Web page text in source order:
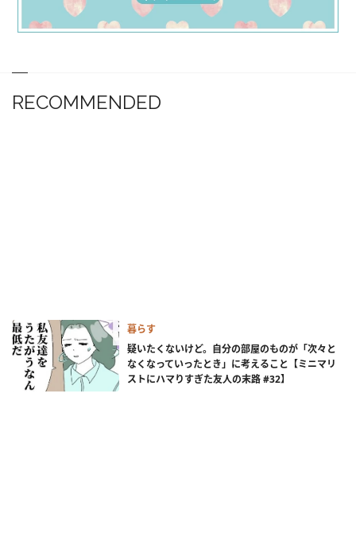
RECOMMENDED
暮らす
疑いたくないけど。自分の部屋のものが「次々と
なくなっていったとき」に考えること【ミニマリ
ストにハマりすぎた友人の末路 #32】